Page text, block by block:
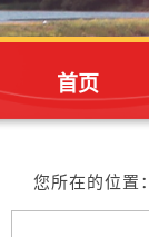
首页
您所在的位置：